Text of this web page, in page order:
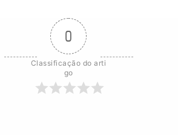
0
Classificação do arti
go